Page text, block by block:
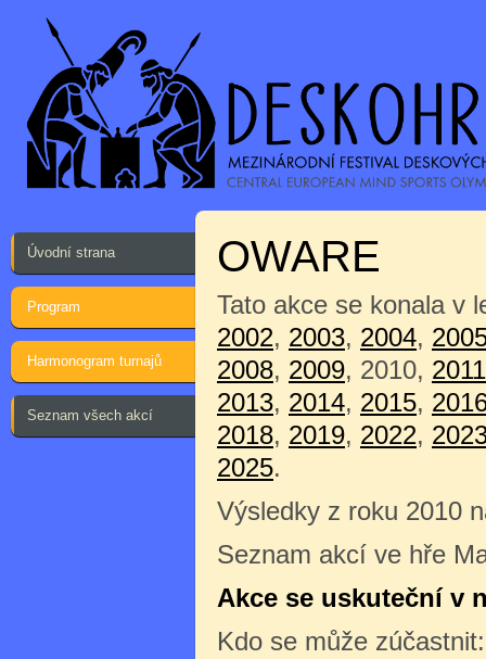
Úvodní strana
Program
Harmonogram turnajů
Seznam všech akcí
OWARE
Tato akce se konala v
2002, 2003, 2004,
2008, 2009, 2010, 2011
2013, 2014, 2015,
2018, 2019, 2022,
2025.
Výsledky z roku 2010
Seznam akcí ve hře
Akce se uskuteční v
Kdo se může